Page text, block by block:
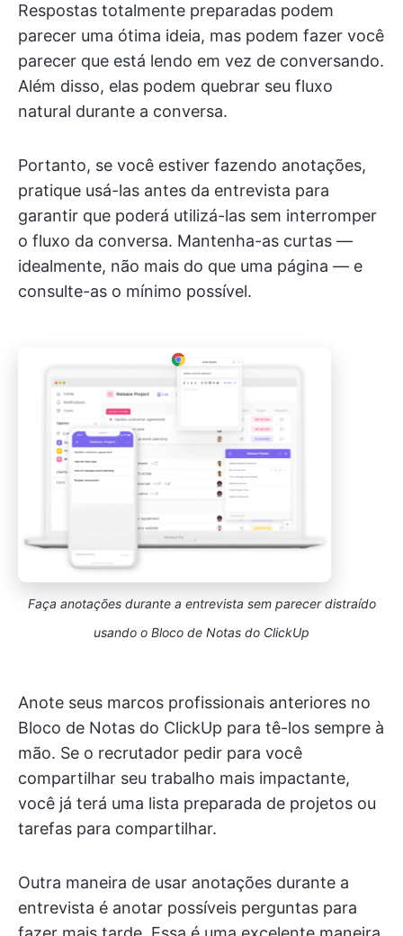
Respostas totalmente preparadas podem
parecer uma ótima ideia, mas podem fazer você
parecer que está lendo em vez de conversando.
Além disso, elas podem quebrar seu fluxo
natural durante a conversa.
Portanto, se você estiver fazendo anotações,
pratique usá-las antes da entrevista para
garantir que poderá utilizá-las sem interromper
o fluxo da conversa. Mantenha-as curtas —
idealmente, não mais do que uma página — e
consulte-as o mínimo possível.
Faça anotações durante a entrevista sem parecer distraído
usando o Bloco de Notas do ClickUp
Anote seus marcos profissionais anteriores no
Bloco de Notas do ClickUp para tê-los sempre à
mão. Se o recrutador pedir para você
compartilhar seu trabalho mais impactante,
você já terá uma lista preparada de projetos ou
tarefas para compartilhar.
Outra maneira de usar anotações durante a
entrevista é anotar possíveis perguntas para